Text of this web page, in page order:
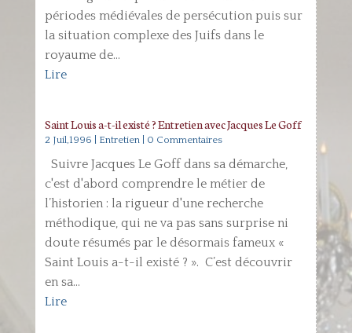
périodes médiévales de persécution puis sur
la situation complexe des Juifs dans le
royaume de...
Lire
Saint Louis a-t-il existé ? Entretien avec Jacques Le Goff
2 Juil,1996 Entretien| 0 Commentaires
Suivre Jacques Le Goff dans sa démarche,
c'est d'abord comprendre le métier de
l’historien : la rigueur d'une recherche
méthodique, qui ne va pas sans surprise ni
doute résumés par le désormais fameux «
Saint Louis a-t-il existé ? ». C’est découvrir
en sa...
Lire